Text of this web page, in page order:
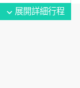
expand_more 展開詳細行程